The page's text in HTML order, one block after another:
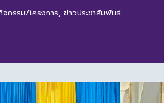
จกรรม/โครงการ, ข่าวประชาสัมพันธ์